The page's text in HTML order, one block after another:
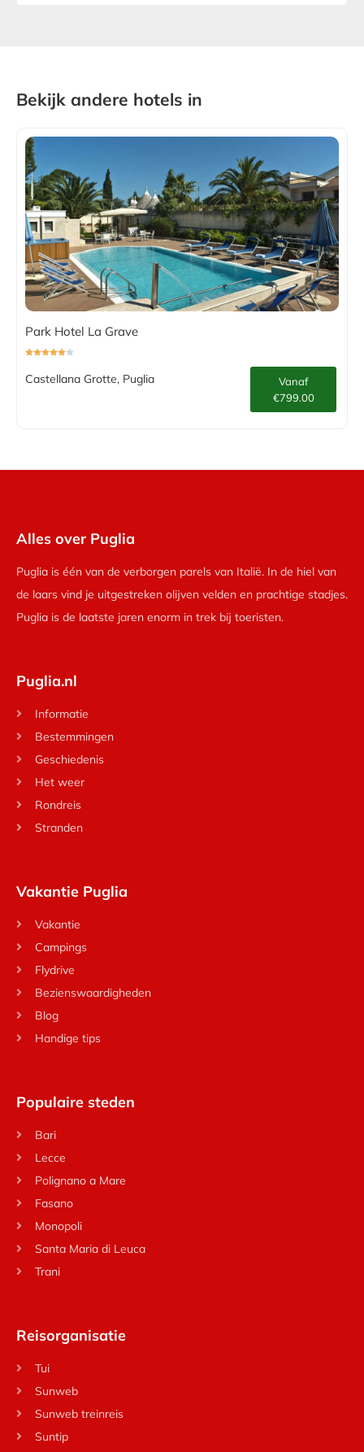
Bekijk andere hotels in
Park Hotel La Grave
Castellana Grotte, Puglia
Vanaf
€799.00
Alles over Puglia
Puglia is één van de verborgen parels van Italië. In de hiel van
de laars vind je uitgestreken olijven velden en prachtige stadjes.
Puglia is de laatste jaren enorm in trek bij toeristen.
Puglia.nl
Informatie
Bestemmingen
Geschiedenis
Het weer
Rondreis
Stranden
Vakantie Puglia
Vakantie
Campings
Flydrive
Bezienswaardigheden
Blog
Handige tips
Populaire steden
Bari
Lecce
Polignano a Mare
Fasano
Monopoli
Santa Maria di Leuca
Trani
Reisorganisatie
Tui
Sunweb
Sunweb treinreis
Suntip